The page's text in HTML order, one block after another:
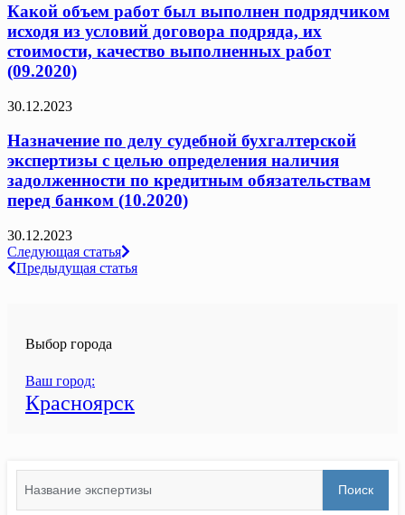
Какой объем работ был выполнен подрядчиком
исходя из условий договора подряда, их
стоимости, качество выполненных работ
(09.2020)
30.12.2023
Назначение по делу судебной бухгалтерской
экспертизы с целью определения наличия
задолженности по кредитным обязательствам
перед банком (10.2020)
30.12.2023
Навигация
по
Следующая статья
Предыдущая статья
Выбор города
Ваш город:
Красноярск
for:
Поиск